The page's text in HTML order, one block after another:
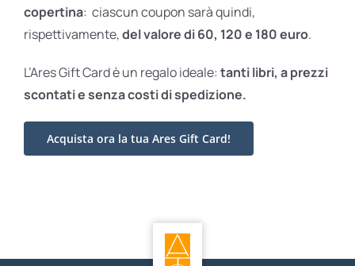
copertina: ciascun coupon sarà quindi,
rispettivamente,del valore di 60, 120 e 180 euro.
L’Ares Gift Card è un regalo ideale: tanti libri, a prezzi
scontati esenza costi di spedizione.
Acquista ora la tua Ares Gift Card!